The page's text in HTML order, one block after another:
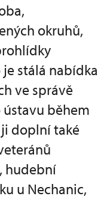
okruhů,
stálá nabídka
ve správě
během
doplní také
hudební
u Nechanic,